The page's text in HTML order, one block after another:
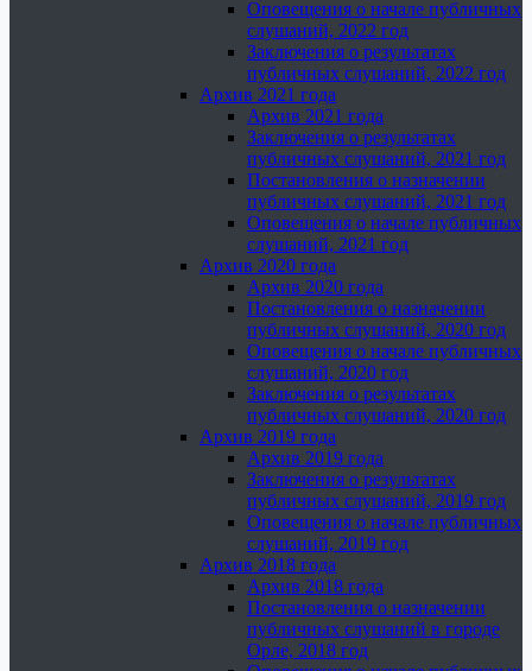
Оповещения о начале публичных
слушаний, 2022 год
Заключения о результатах
публичных слушаний, 2022 год
Архив 2021 года
Архив 2021 года
Заключения о результатах
публичных слушаний, 2021 год
Постановления о назначении
публичных слушаний, 2021 год
Оповещения о начале публичных
слушаний, 2021 год
Архив 2020 года
Архив 2020 года
Постановления о назначении
публичных слушаний, 2020 год
Оповещения о начале публичных
слушаний, 2020 год
Заключения о результатах
публичных слушаний, 2020 год
Архив 2019 года
Архив 2019 года
Заключения о результатах
публичных слушаний, 2019 год
Оповещения о начале публичных
слушаний, 2019 год
Архив 2018 года
Архив 2018 года
Постановления о назначении
публичных слушаний в городе
Орле, 2018 год